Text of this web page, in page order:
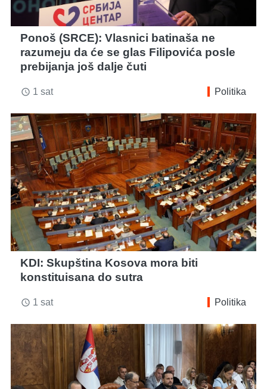
Ponoš (SRCE): Vlasnici batinaša ne
razumeju da će se glas Filipovića posle
prebijanja još dalje čuti
access_time 1 sat Politika
KDI: Skupština Kosova mora biti
konstituisana do sutra
access_time 1 sat Politika